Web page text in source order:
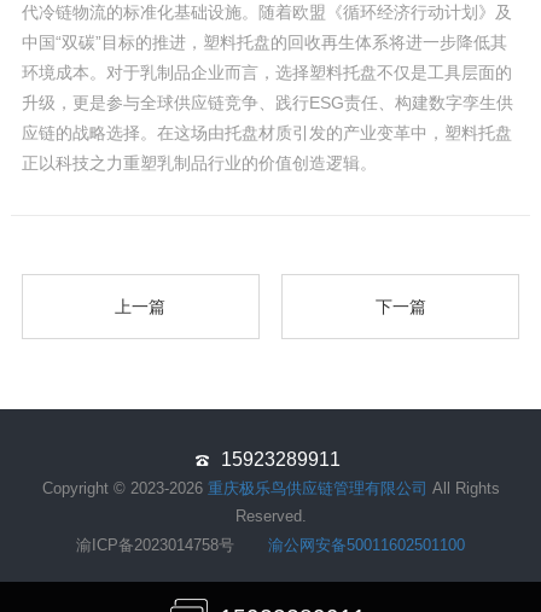
代冷链物流的标准化基础设施。随着欧盟《循环经济行动计划》及
中国“双碳”目标的推进，塑料托盘的回收再生体系将进一步降低其
环境成本。对于乳制品企业而言，选择塑料托盘不仅是工具层面的
升级，更是参与全球供应链竞争、践行ESG责任、构建数字孪生供
应链的战略选择。在这场由托盘材质引发的产业变革中，塑料托盘
正以科技之力重塑乳制品行业的价值创造逻辑。
上一篇 下一篇
15923289911
Copyright © 2023-2026 重庆极乐鸟供应链管理有限公司 All Rights
Reserved.
渝ICP备2023014758号
渝公网安备50011602501100